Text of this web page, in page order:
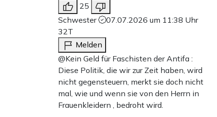
25
Schwester
07.07.2026 um 11:38 Uhr
32T
Melden
@Kein Geld für Faschisten der Antifa :
Diese Politik, die wir zur Zeit haben, wird
nicht gegensteuern, merkt sie doch nicht
mal, wie und wenn sie von den Herrn in
Frauenkleidern , bedroht wird.